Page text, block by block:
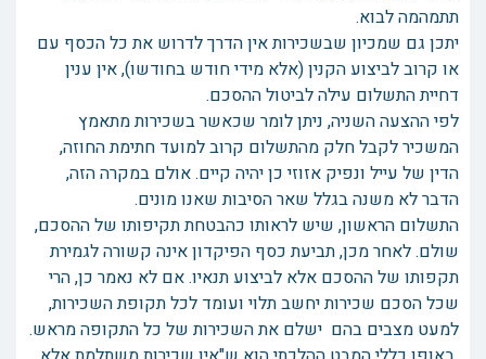
תתמהמה לבוא.
יתכן גם שמכיון שבשכירות אין הדרך לדרוש את כל הכסף עם
או קרוב לביצוע הקנין (אלא מידי חודש בחודשו), אין ענין
דחיית התשלום עילה לביטול ההסכם.
לפי ההצעה השניה, ניתן לומר שכאשר בשכירות מתאמץ
המשכיר לקבל חלק מהתשלום קרוב למועד חתימת החוזה,
הדין של עייל ונפיק אזוזי כן יהיה קיים. אולם במקרה הזה,
הדבר לא משנה בגלל שאר הסיבות שאנו מונים.
התשלום הראשון, שיש לראותו כהבטחת תקיפותו של ההסכם,
שולם. לאחר מכן, תביעת כסף הפיקדון אינה קשורה לגמירת
תקפותו של ההסכם אלא לביצוע תנאיו. אם לא נאמר כן, הרי
שכל הסכם שכירות יחשב תלוי ועומד לכל תקופת השכירות,
למעט מצבים בהם ישלם את השכירות של כל התקופה מראש.